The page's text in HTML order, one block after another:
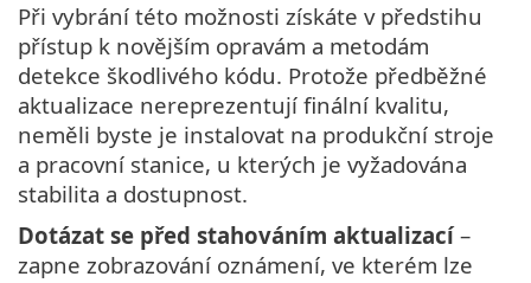
Při vybrání této možnosti získáte v předstihu
přístup k novějším opravám a metodám
detekce škodlivého kódu. Protože předběžné
aktualizace nereprezentují finální kvalitu,
neměli byste je instalovat na produkční stroje
a pracovní stanice, u kterých je vyžadována
stabilita a dostupnost.
Dotázat se před stahováním aktualizací–
zapne zobrazování oznámení, ve kterém lze